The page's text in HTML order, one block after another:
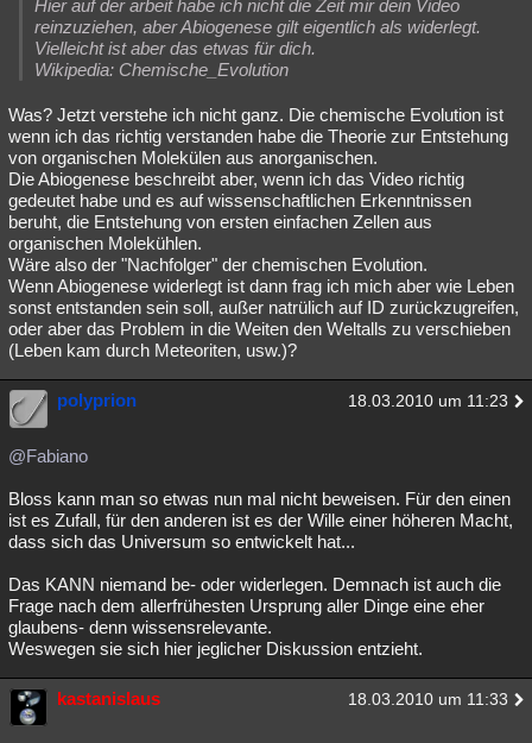
Hier auf der arbeit habe ich nicht die Zeit mir dein Video
reinzuziehen, aber Abiogenese gilt eigentlich als widerlegt.
Vielleicht ist aber das etwas für dich.
Wikipedia: Chemische_Evolution
Was? Jetzt verstehe ich nicht ganz. Die chemische Evolution ist
wenn ich das richtig verstanden habe die Theorie zur Entstehung
von organischen Molekülen aus anorganischen.
Die Abiogenese beschreibt aber, wenn ich das Video richtig
gedeutet habe und es auf wissenschaftlichen Erkenntnissen
beruht, die Entstehung von ersten einfachen Zellen aus
organischen Molekühlen.
Wäre also der "Nachfolger" der chemischen Evolution.
Wenn Abiogenese widerlegt ist dann frag ich mich aber wie Leben
sonst entstanden sein soll, außer natrülich auf ID zurückzugreifen,
oder aber das Problem in die Weiten den Weltalls zu verschieben
(Leben kam durch Meteoriten, usw.)?
polyprion 18.03.2010 um 11:23
@Fabiano
Bloss kann man so etwas nun mal nicht beweisen. Für den einen
ist es Zufall, für den anderen ist es der Wille einer höheren Macht,
dass sich das Universum so entwickelt hat...
Das KANN niemand be- oder widerlegen. Demnach ist auch die
Frage nach dem allerfrühesten Ursprung aller Dinge eine eher
glaubens- denn wissensrelevante.
Weswegen sie sich hier jeglicher Diskussion entzieht.
kastanislaus 18.03.2010 um 11:33